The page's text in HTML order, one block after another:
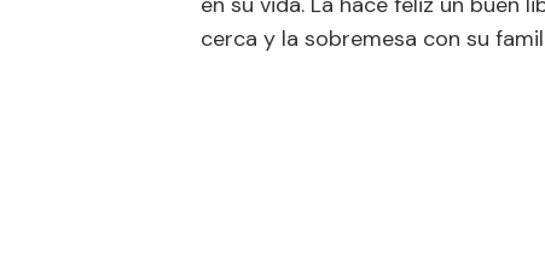
cerca y la sobremesa con su